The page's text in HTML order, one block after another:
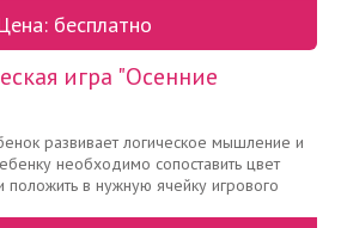
бесплатно
игра "Осенние
развивает логическое мышление и
необходимо сопоставить цвет
в нужную ячейку игрового